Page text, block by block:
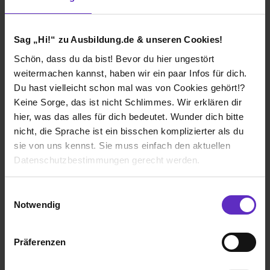
Sag „Hi!“ zu Ausbildung.de & unseren Cookies!
Schön, dass du da bist! Bevor du hier ungestört
weitermachen kannst, haben wir ein paar Infos für dich.
Du hast vielleicht schon mal was von Cookies gehört!?
Keine Sorge, das ist nicht Schlimmes. Wir erklären dir
hier, was das alles für dich bedeutet. Wunder dich bitte
nicht, die Sprache ist ein bisschen komplizierter als du
sie von uns kennst. Sie muss einfach den aktuellen
Datenschutzbestimmungen gerecht werden.
Benutzung der Webseite getroffenen Einstellungen zu
Notwendig
Präferenzen
Ausbildung – Kaufmann/-frau für Spedition
und Logistikdienstleistung (m/w/d) 2026
49685 Emstek
01.08.2027
1 freier Platz
Ausbildung - Fachlagerist/-in / Fachkraft für